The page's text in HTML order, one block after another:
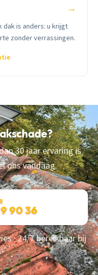
→
dak is anders: u krijgt
zonder verrassingen.
30 jaar ervaring is
ons vandaag.
90 36
· 24/7 bereikbaar bij